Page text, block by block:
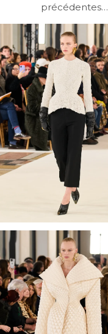
précédentes…